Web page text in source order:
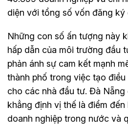
diện với tổng số vốn đăng ký
Những con số ấn tượng này
hấp dẫn của môi trường đầu
phản ánh sự cam kết mạnh
thành phố trong việc tạo
cho các nhà đầu tư. Đà
khẳng định vị thế là điểm
doanh nghiệp trong nước và